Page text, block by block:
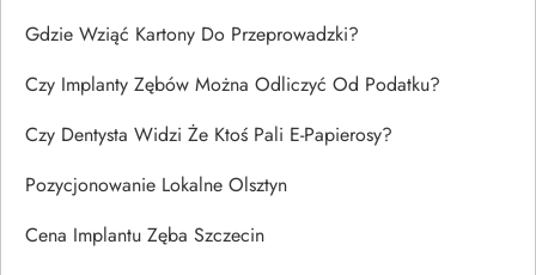
Gdzie Wziąć Kartony Do Przeprowadzki?
Czy Implanty Zębów Można Odliczyć Od Podatku?
Czy Dentysta Widzi Że Ktoś Pali E-Papierosy?
Pozycjonowanie Lokalne Olsztyn
Cena Implantu Zęba Szczecin